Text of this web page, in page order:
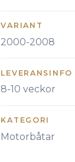
VARIANT
2000-2008
LEVERANSINFO
8-10 veckor
KATEGORI
Motorbåtar